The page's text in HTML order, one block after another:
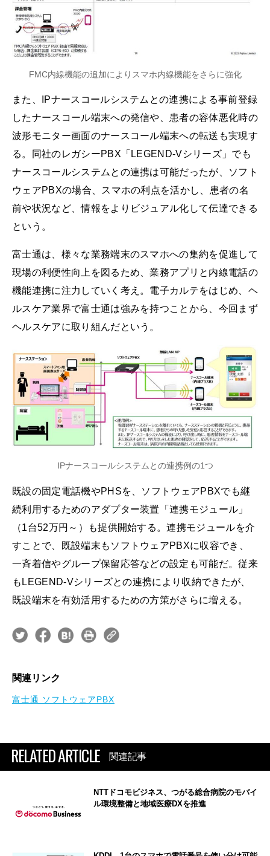
FMC内線機能の追加によりスマホ内線機能をさらに強化
また、IPナースコールシステムとの連携による事前登録
したナースコール端末への発信や、患者の容体悪化時の
波形モニター画面のナースコール端末への転送も実現す
る。同社のレガシーPBX「LEGEND-Vシリーズ」でも
ナースコールシステムとの連携は可能だったが、ソフト
ウェアPBXの場合、スマホの利点を活かし、患者の名
前や状況など、情報をよりビジュアル化して伝達できる
という。
富士通は、様々な業務端末のスマホへの集約を促進して
現場の利便性向上を図るため、業務アプリと内線電話の
機能連携に注力していく考え。電子カルテをはじめ、ヘ
ルスケア業界で富士通は強みを持つことから、今回まず
ヘルスケアに取り組んだという。
IPナースコールシステムとの連携例の1つ
既設の固定電話機やPHSを、ソフトウェアPBXでも継
続利用するためのアダプター装置「連携モジュール」
（1台52万円～）も提供開始する。連携モジュールを介
すことで、既設端末もソフトウェアPBXに収容でき、
一斉着信やグループ保留応答などの設定も可能だ。従来
もLEGEND-Vシリーズとの連携により収納できたが、
既設端末を有効活用するための方策がさらに増える。
関連リンク
富士通 ソフトウェアPBX
RELATED ARTICLE 関連記事
NTTドコモビジネス、つがる総合病院のモバイ
ル環境整備と地域医療DXを推進